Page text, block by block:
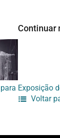
Continuar
Voltar